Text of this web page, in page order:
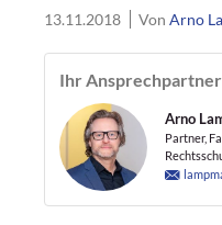
13.11.2018 VonArno
Ihr Ansprechpartner
Arno
Partner,